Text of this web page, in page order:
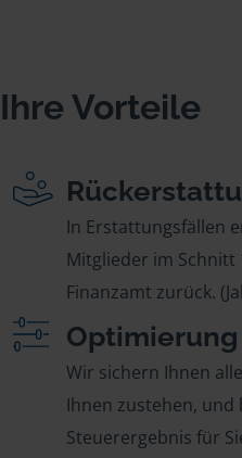
Ihre Vorteile
In Erstattungsfällen
Mitglieder im Schnitt
Finanzamt zurück.
Optimierung
Wir sichern Ihnen
Ihnen zustehen,
Steuerergebnis für